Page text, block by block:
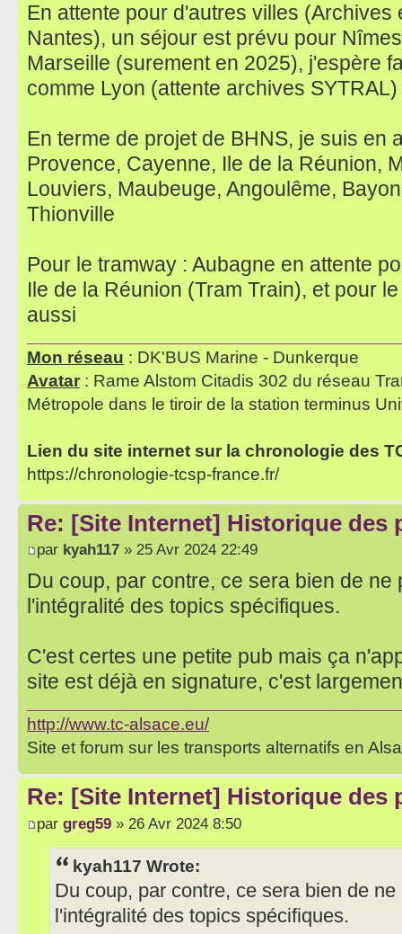
En attente pour d'autres villes (Archives
Nantes), un séjour est prévu pour
Marseille (surement en 2025), j'espère
comme Lyon (attente archives SYTRAL)
En terme de projet de BHNS, je suis en
Provence, Cayenne, Ile de la Réunion,
Louviers, Maubeuge, Angoulême,
Thionville
Pour le tramway : Aubagne en attente
Ile de la Réunion (Tram Train), et pour
aussi
Mon réseau : DK'BUS Marine - Dunkerque
Avatar : Rame Alstom Citadis 302 du réseau
Métropole dans le tiroir de la station terminus
Lien du site internet sur la chronologie des
https://chronologie-tcsp-france.fr/
Re: [Site Internet] Historique des
par kyah117 » 25 Avr 2024 22:49
Du coup, par contre, ce sera bien de ne
l'intégralité des topics spécifiques.
C'est certes une petite pub mais ça
site est déjà en signature, c'est
http://www.tc-alsace.eu/
Site et forum sur les transports alternatifs en
Re: [Site Internet] Historique des
par greg59 » 26 Avr 2024 8:50
kyah117 Wrote:
Du coup, par contre, ce sera bien de
l'intégralité des topics spécifiques.